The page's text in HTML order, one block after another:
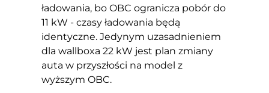
ładowania, bo OBC ogranicza pobór do
11 kW - czasy ładowania będą
identyczne. Jedynym uzasadnieniem
dla wallboxa 22 kW jest plan zmiany
auta w przyszłości na model z
wyższym OBC.